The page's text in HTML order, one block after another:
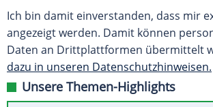
Ich bin damit einverstanden, dass mir
angezeigt werden. Damit können
Daten an Drittplattformen übermittelt
dazu in unseren Datenschutzhinweisen.
Unsere Themen-Highlights